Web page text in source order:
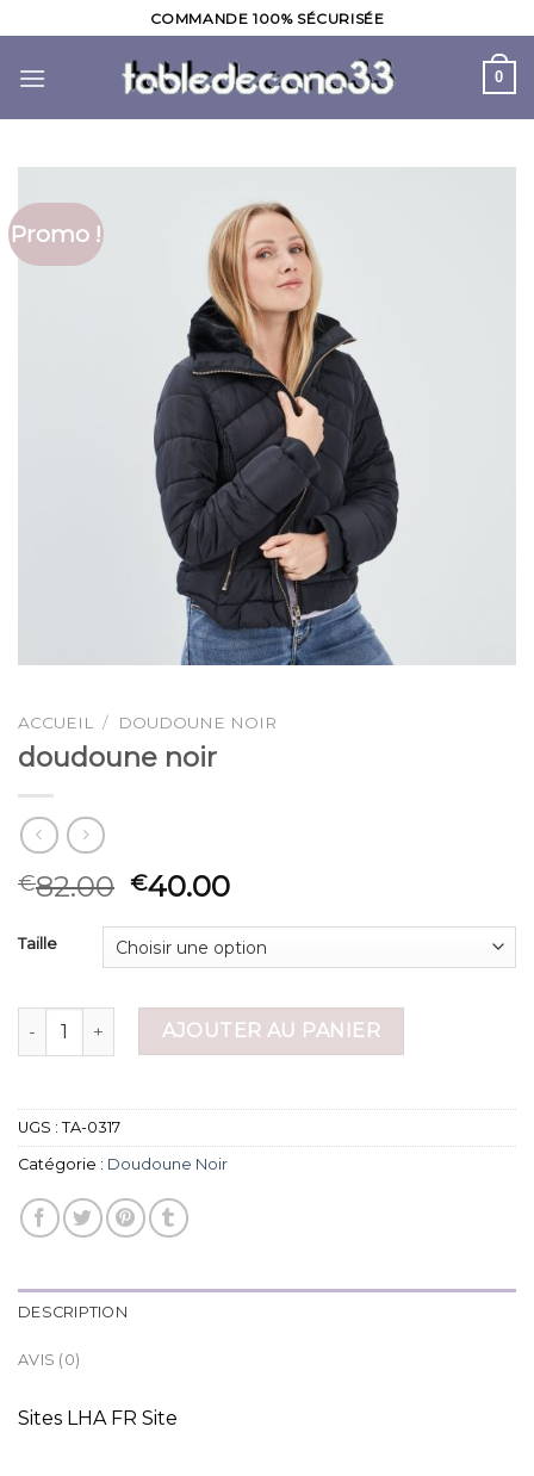
to
content
COMMANDE 100% SÉCURISÉE
0
Promo !
ACCUEIL / DOUDOUNE NOIR
doudoune noir
€82.00 €40.00
Taille
quantité de doudoune noirAJOUTER AU PANIER
UGS : TA-0317
Catégorie : Doudoune Noir
DESCRIPTION
AVIS (0)
Sites LHA FR Site